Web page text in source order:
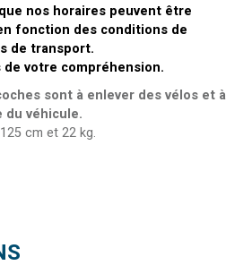
nos horaires peuvent être
fonction des conditions de
de transport.
votre compréhension.
sont à enlever des vélos et à
du véhicule.
cm et 22 kg.